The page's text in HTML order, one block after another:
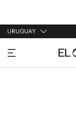
URUGUAY
URUGUAY
ARGENTINA